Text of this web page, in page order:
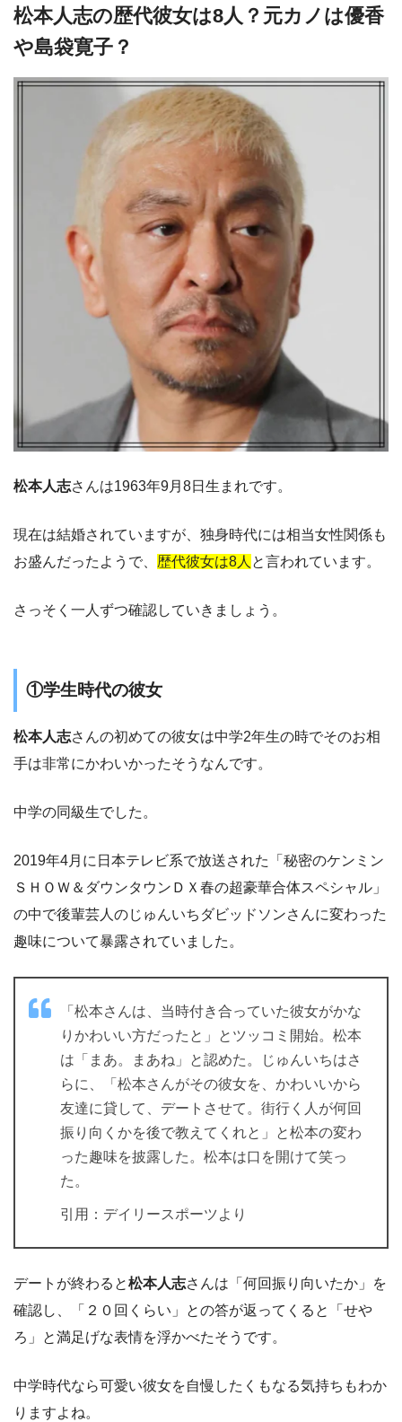
松本人志の歴代彼女は8人？元カノは優香
や島袋寛子？
松本人志さんは1963年9月8日生まれです。
現在は結婚されていますが、独身時代には相当女性関係も
お盛んだったようで、 歴代彼女は8人 と言われています。
さっそく一人ずつ確認していきましょう。
①学生時代の彼女
松本人志さんの初めての彼女は中学2年生の時でそのお相
手は非常にかわいかったそうなんです。
中学の同級生でした。
2019年4月に日本テレビ系で放送された「秘密のケンミン
ＳＨＯＷ＆ダウンタウンＤＸ春の超豪華合体スペシャル」
の中で後輩芸人のじゅんいちダビッドソンさんに変わった
趣味について暴露されていました。
「松本さんは、当時付き合っていた彼女がかな
りかわいい方だったと」とツッコミ開始。松本
は「まあ。まあね」と認めた。じゅんいちはさ
らに、「松本さんがその彼女を、かわいいから
友達に貸して、デートさせて。街行く人が何回
振り向くかを後で教えてくれと」と松本の変わ
った趣味を披露した。松本は口を開けて笑っ
た。
引用：デイリースポーツより
デートが終わると松本人志さんは「何回振り向いたか」を
確認し、「２０回くらい」との答が返ってくると「せや
ろ」と満足げな表情を浮かべたそうです。
中学時代なら可愛い彼女を自慢したくもなる気持ちもわか
りますよね。